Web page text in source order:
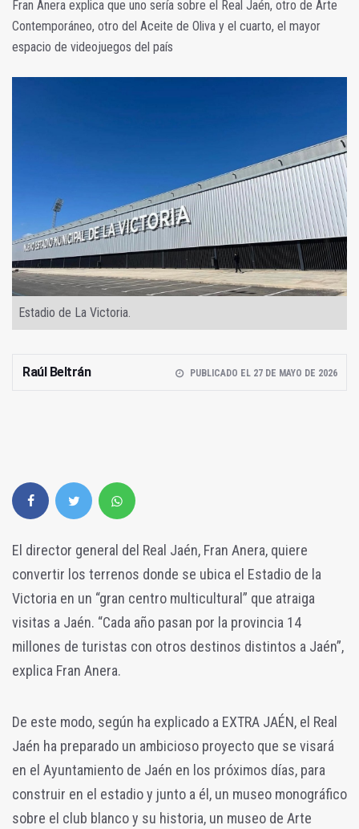
Fran Anera explica que uno sería sobre el Real Jaén, otro de Arte
Contemporáneo, otro del Aceite de Oliva y el cuarto, el mayor
espacio de videojuegos del país
Estadio de La Victoria.
Raúl Beltrán PUBLICADO EL 27 DE MAYO DE 2026
El director general del Real Jaén, Fran Anera, quiere
convertir los terrenos donde se ubica el Estadio de la
Victoria en un “gran centro multicultural” que atraiga
visitas a Jaén. “Cada año pasan por la provincia 14
millones de turistas con otros destinos distintos a Jaén”,
explica Fran Anera.
De este modo, según ha explicado a EXTRA JAÉN, el Real
Jaén ha preparado un ambicioso proyecto que se visará
en el Ayuntamiento de Jaén en los próximos días, para
construir en el estadio y junto a él, un museo monográfico
sobre el club blanco y su historia, un museo de Arte